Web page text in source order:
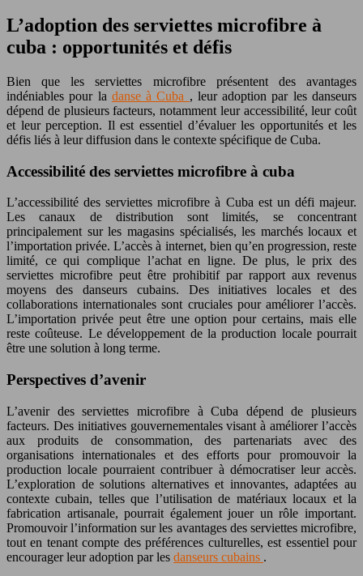
L’adoption des serviettes microfibre à
cuba : opportunités et défis
Bien que les serviettes microfibre présentent des avantages
indéniables pour la danse à Cuba , leur adoption par les danseurs
dépend de plusieurs facteurs, notamment leur accessibilité, leur coût
et leur perception. Il est essentiel d’évaluer les opportunités et les
défis liés à leur diffusion dans le contexte spécifique de Cuba.
Accessibilité des serviettes microfibre à cuba
L’accessibilité des serviettes microfibre à Cuba est un défi majeur.
Les canaux de distribution sont limités, se concentrant
principalement sur les magasins spécialisés, les marchés locaux et
l’importation privée. L’accès à internet, bien qu’en progression, reste
limité, ce qui complique l’achat en ligne. De plus, le prix des
serviettes microfibre peut être prohibitif par rapport aux revenus
moyens des danseurs cubains. Des initiatives locales et des
collaborations internationales sont cruciales pour améliorer l’accès.
L’importation privée peut être une option pour certains, mais elle
reste coûteuse. Le développement de la production locale pourrait
être une solution à long terme.
Perspectives d’avenir
L’avenir des serviettes microfibre à Cuba dépend de plusieurs
facteurs. Des initiatives gouvernementales visant à améliorer l’accès
aux produits de consommation, des partenariats avec des
organisations internationales et des efforts pour promouvoir la
production locale pourraient contribuer à démocratiser leur accès.
L’exploration de solutions alternatives et innovantes, adaptées au
contexte cubain, telles que l’utilisation de matériaux locaux et la
fabrication artisanale, pourrait également jouer un rôle important.
Promouvoir l’information sur les avantages des serviettes microfibre,
tout en tenant compte des préférences culturelles, est essentiel pour
encourager leur adoption par les danseurs cubains .